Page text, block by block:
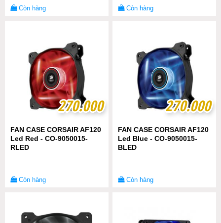
Còn hàng Còn hàng
270.000
270.000
FAN CASE CORSAIR AF120
Led Red - CO-9050015-
RLED
Còn hàng
270.000
270.000
FAN CASE CORSAIR AF120
Led Blue - CO-9050015-
BLED
Còn hàng